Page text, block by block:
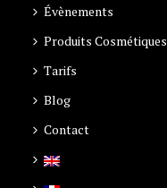
Évènements
Produits Cosmétiques
Tarifs
Blog
Contact